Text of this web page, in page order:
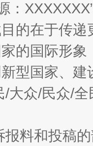
：
的在于传
的国际形
型国家、
/大众/民众/
报料和投稿